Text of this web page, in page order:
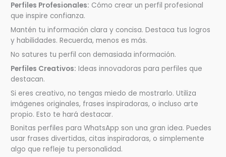
Perfiles Profesionales: Cómo crear un perfil profesional
que inspire confianza.
Mantén tu información clara y concisa. Destaca tus logros
y habilidades. Recuerda, menos es más.
No satures tu perfil con demasiada información.
Perfiles Creativos: Ideas innovadoras para perfiles que
destacan.
Si eres creativo, no tengas miedo de mostrarlo. Utiliza
imágenes originales, frases inspiradoras, o incluso arte
propio. Esto te hará destacar.
Bonitas perfiles para WhatsApp son una gran idea. Puedes
usar frases divertidas, citas inspiradoras, o simplemente
algo que refleje tu personalidad.